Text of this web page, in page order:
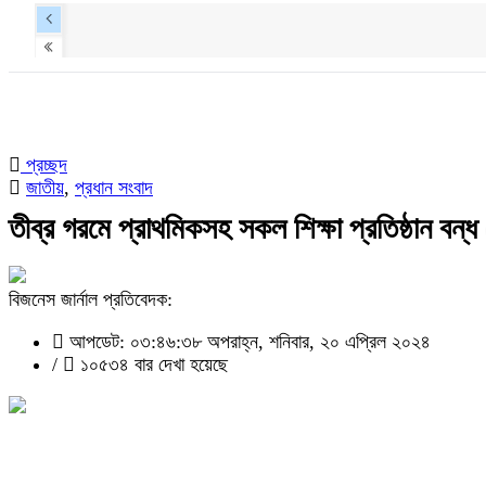
প্রচ্ছদ
জাতীয়, প্রধান সংবাদ
তীব্র গরমে প্রাথমিকসহ সকল শিক্ষা প্রতিষ্ঠান বন্ধ
বিজনেস জার্নাল প্রতিবেদক:
আপডেট: ০৩:৪৬:৩৮ অপরাহ্ন, শনিবার, ২০ এপ্রিল ২০২৪
/
১০৫৩৪ বার দেখা হয়েছে